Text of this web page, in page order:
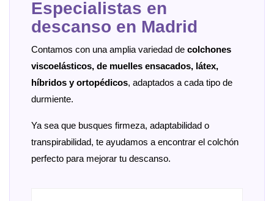
Especialistas en
descanso en Madrid
Contamos con una amplia variedad de colchones
viscoelásticos, de muelles ensacados, látex,
híbridos y ortopédicos, adaptados a cada tipo de
durmiente.
Ya sea que busques firmeza, adaptabilidad o
transpirabilidad, te ayudamos a encontrar el colchón
perfecto para mejorar tu descanso.